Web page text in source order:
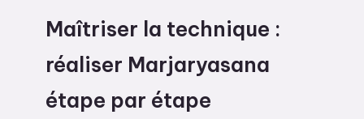
Maîtriser la technique :
réaliser Marjaryasana
étape par étape